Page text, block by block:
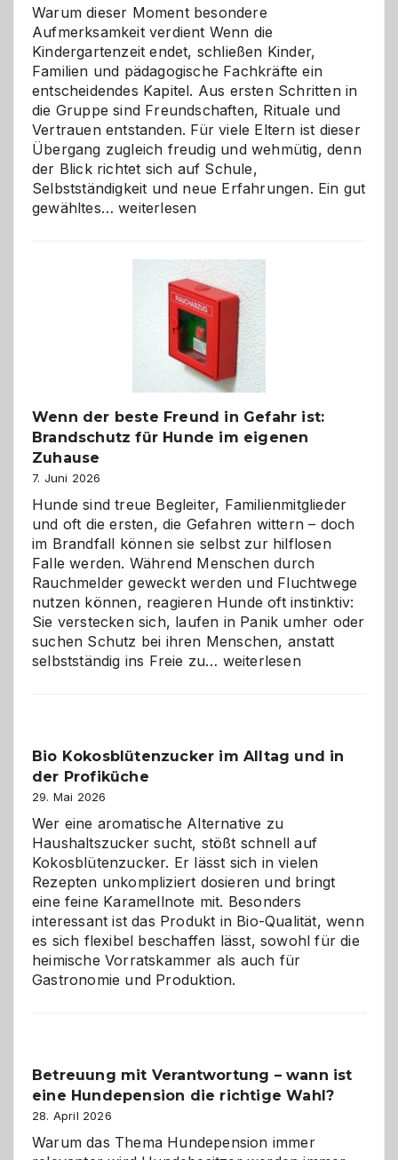
Warum dieser Moment besondere
Aufmerksamkeit verdient Wenn die
Kindergartenzeit endet, schließen Kinder,
Familien und pädagogische Fachkräfte ein
entscheidendes Kapitel. Aus ersten Schritten in
die Gruppe sind Freundschaften, Rituale und
Vertrauen entstanden. Für viele Eltern ist dieser
Übergang zugleich freudig und wehmütig, denn
der Blick richtet sich auf Schule,
Selbstständigkeit und neue Erfahrungen. Ein gut
gewähltes…Abschied
Kita
bewusst
herzlich
gestalten
weiterlesen
Wenn der beste Freund in Gefahr ist:
Brandschutz für Hunde im eigenen
Zuhause
7. Juni 2026
Hunde sind treue Begleiter, Familienmitglieder
und oft die ersten, die Gefahren wittern – doch
im Brandfall können sie selbst zur hilflosen
Falle werden. Während Menschen durch
Rauchmelder geweckt werden und Fluchtwege
nutzen können, reagieren Hunde oft instinktiv:
Sie verstecken sich, laufen in Panik umher oder
suchen Schutz bei ihren Menschen, anstatt
selbstständig ins Freie zu… Wenn
Gefahr
für
Hunde
im
eigenen
Zuhause
weiterlesen
Bio Kokosblütenzucker im Alltag und in
der Profiküche
29. Mai 2026
Wer eine aromatische Alternative zu
Haushaltszucker sucht, stößt schnell auf
Kokosblütenzucker. Er lässt sich in vielen
Rezepten unkompliziert dosieren und bringt
eine feine Karamellnote mit. Besonders
interessant ist das Produkt in Bio-Qualität, wenn
es sich flexibel beschaffen lässt, sowohl für die
heimische Vorratskammer als auch für
Gastronomie und Produktion.
Betreuung mit Verantwortung – wann ist
eine Hundepension die richtige Wahl?
28. April 2026
Warum das Thema Hundepension immer